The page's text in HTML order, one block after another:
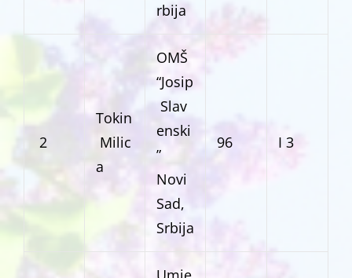
rbija
2
Tokin
Milic
a
OMŠ
“Josip
Slav
enski
”
Novi
Sad,
Srbija
96 I 3